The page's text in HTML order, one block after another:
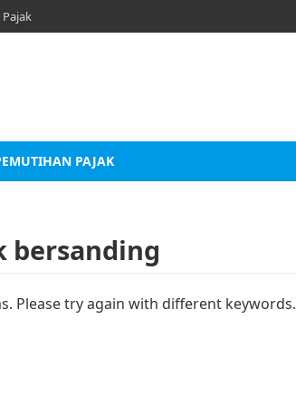
PAJAK
bersanding
Please try again with different keywords.